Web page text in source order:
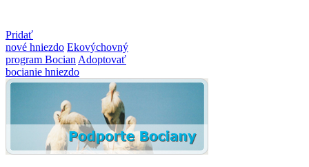
Pridať
nové hniezdo Ekovýchovný
program Bocian Adoptovať
bocianie hniezdo